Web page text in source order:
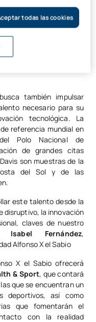
de calidad,
empresas y enfocada
sostenible de la
en un entorno
también impulsar
necesario para su
tecnológica. La
referencia mundial en
Polo Nacional de
de grandes citas
son muestras de la
del Sol y de las
este talento desde la
disruptivo, la innovación
claves de nuestro
Isabel Fernández,
Alfonso X el Sabio
X el Sabio ofrecerá
& Sport, que contará
que se encuentran un
deportivos, así como
que fomentarán el
con la realidad
todas las cookies